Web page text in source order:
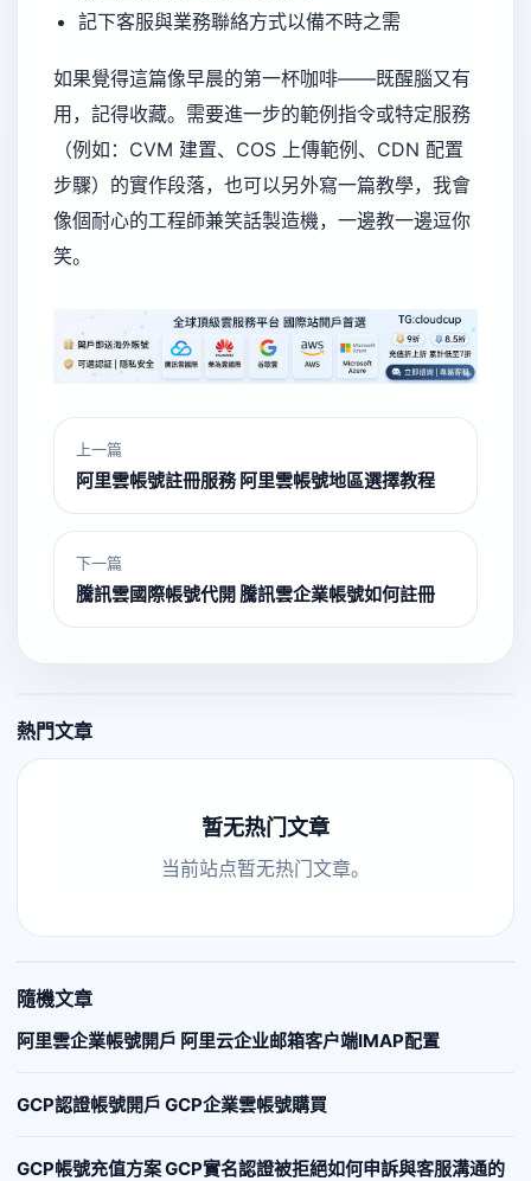
記下客服與業務聯絡方式以備不時之需
如果覺得這篇像早晨的第一杯咖啡——既醒腦又有
用，記得收藏。需要進一步的範例指令或特定服務
（例如：CVM 建置、COS 上傳範例、CDN 配置
步驟）的實作段落，也可以另外寫一篇教學，我會
像個耐心的工程師兼笑話製造機，一邊教一邊逗你
笑。
上一篇
阿里雲帳號註冊服務 阿里雲帳號地區選擇教程
下一篇
騰訊雲國際帳號代開 騰訊雲企業帳號如何註冊
熱門文章
暂无热门文章
当前站点暂无热门文章。
隨機文章
阿里雲企業帳號開戶 阿里云企业邮箱客户端IMAP配置
GCP認證帳號開戶 GCP企業雲帳號購買
GCP帳號充值方案 GCP實名認證被拒絕如何申訴與客服溝通的